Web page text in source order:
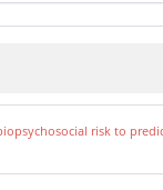
risk to